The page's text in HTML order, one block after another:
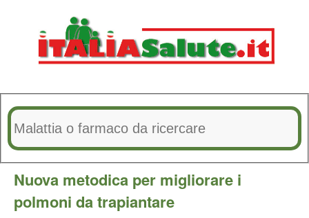
Nuova metodica per migliorare i
polmoni da trapiantare